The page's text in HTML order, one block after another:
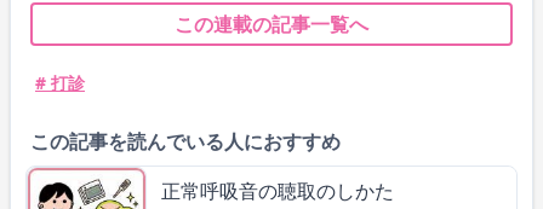
この連載の記事一覧へ
# 打診
この記事を読んでいる人におすすめ
正常呼吸音の聴取のしかた